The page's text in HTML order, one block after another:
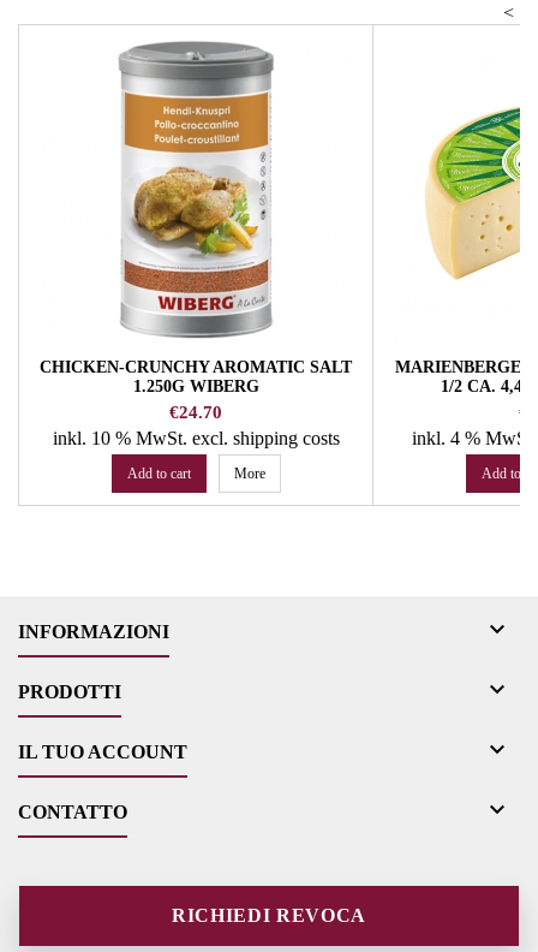
<
CHICKEN-CRUNCHY AROMATIC SALT
1.250G WIBERG
Price
€24.70
inkl. 10 % MwSt. excl. shipping costs
Add to cart More
1/2 CA. 4,4
inkl. 4 %
Add to
INFORMAZIONI 
PRODOTTI 
IL TUO ACCOUNT 
CONTATTO 
RICHIEDI REVOCA